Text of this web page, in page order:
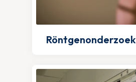
Röntgenonderzoek